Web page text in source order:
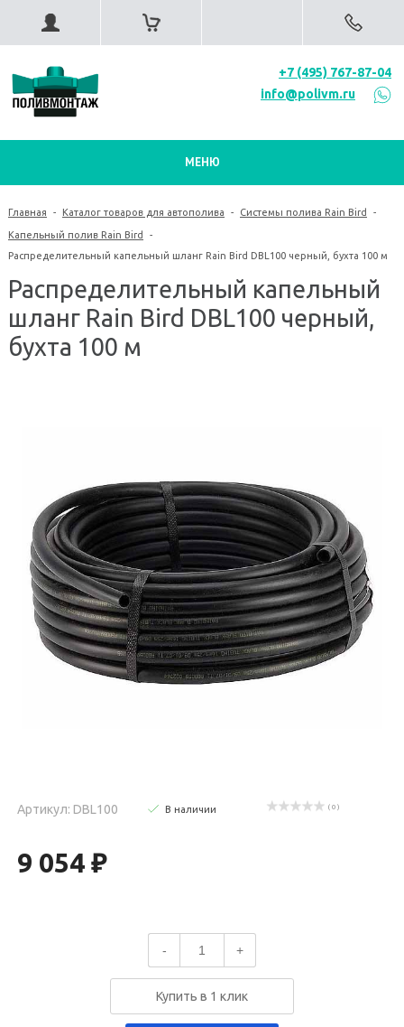
+7 (495) 767-87-04
info@polivm.ru
МЕНЮ
Главная - Каталог товаров для автополива - Системы полива Rain Bird -
Капельный полив Rain Bird
-
Распределительный капельный шланг Rain Bird DBL100 черный, бухта 100 м
Распределительный капельный
шланг Rain Bird DBL100 черный,
бухта 100 м
Артикул: DBL100 В наличии ( 0 )
9 054 ₽
- +
Купить в 1 клик